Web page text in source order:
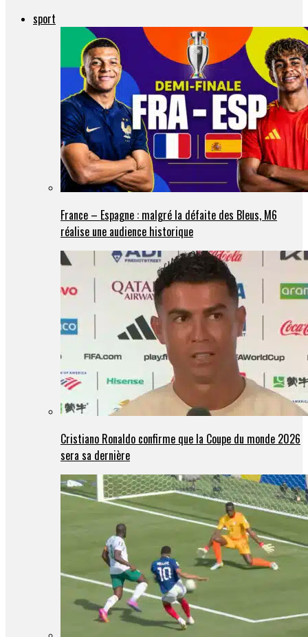
sport
France – Espagne : malgré la défaite des Bleus, M6
réalise une audience historique
Cristiano Ronaldo confirme que la Coupe du monde 2026
sera sa dernière